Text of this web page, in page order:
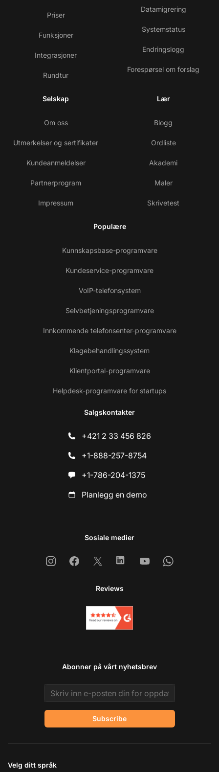
Priser
Funksjoner
Integrasjoner
Rundtur
Datamigrering
Systemstatus
Endringslogg
Forespørsel om forslag
Selskap
Om oss
Utmerkelser og sertifikater
Kundeanmeldelser
Partnerprogram
Impressum
Lær
Blogg
Ordliste
Akademi
Maler
Skrivetest
Populære
Kunnskapsbase-programvare
Kundeservice-programvare
VoIP-telefonsystem
Selvbetjeningsprogramvare
Innkommende telefonsenter-programvare
Klagebehandlingssystem
Klientportal-programvare
Helpdesk-programvare for startups
Salgskontakter
+421 2 33 456 826
+1-888-257-8754
+1-786-204-1375
Planlegg en demo
Sosiale medier
InstagramFacebook
X LinkedinYoutubeWhatsapp
Reviews
Abonner på vårt nyhetsbrev
Email address
Subscribe
Velg ditt språk